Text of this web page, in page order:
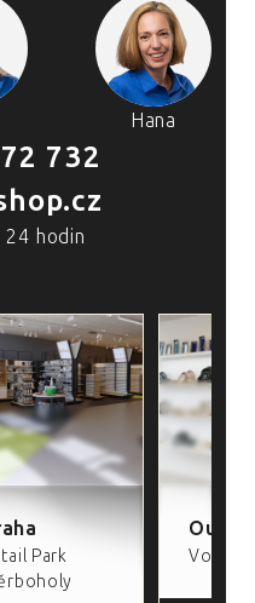
Hana
732
hodin
Park
Volta